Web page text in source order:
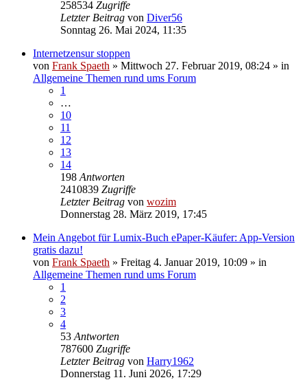
258534 Zugriffe
Letzter Beitrag von Diver56
Sonntag 26. Mai 2024, 11:35
Internetzensur stoppen
von Frank Spaeth » Mittwoch 27. Februar 2019, 08:24 » in
Allgemeine Themen rund ums Forum
1
…
10
11
12
13
14
198 Antworten
2410839 Zugriffe
Letzter Beitrag von wozim
Donnerstag 28. März 2019, 17:45
Mein Angebot für Lumix-Buch ePaper-Käufer: App-Version
gratis dazu!
von Frank Spaeth » Freitag 4. Januar 2019, 10:09 » in
Allgemeine Themen rund ums Forum
1
2
3
4
53 Antworten
787600 Zugriffe
Letzter Beitrag von Harry1962
Donnerstag 11. Juni 2026, 17:29